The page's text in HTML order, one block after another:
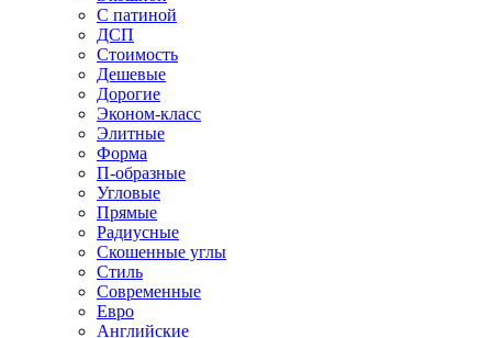
С патиной
ДСП
Стоимость
Дешевые
Дорогие
Эконом-класс
Элитные
Форма
П-образные
Угловые
Прямые
Радиусные
Скошенные углы
Стиль
Современные
Евро
Английские